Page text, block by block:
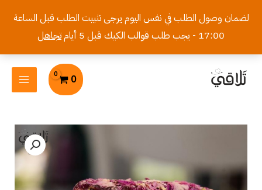
لضمان وصول الطلب في نفس اليوم يرجى تثبيت الطلب قبل الساعة
17:00 - يجب طلب قوالب الكيك قبل 5 أيام
تجاهل
0
بالورد